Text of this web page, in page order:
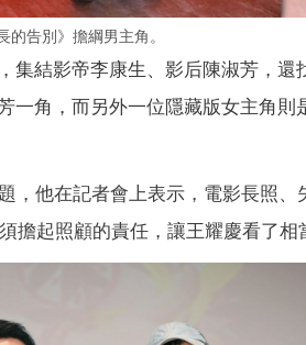
告別》擔綱男主角。
集結影帝李康生、影后陳淑芳，還
一角，而另外一位隱藏版女主角則
，他在記者會上表示，電影長照
擔起照顧的責任，讓王耀慶看了相